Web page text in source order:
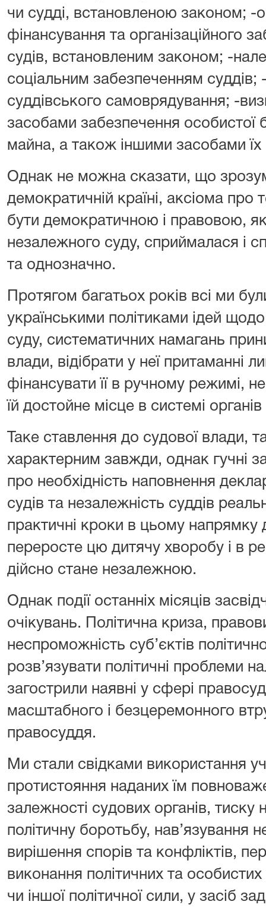
чи судді, встановленою законом;
фінансування та організаційного
судів, встановленим законом; -
соціальним забезпеченням суддів;
суддівського самоврядування; -
засобами забезпечення особистої
майна, а також іншими засобами їх
Однак не можна сказати, що
демократичній країні, аксіома
бути демократичною і правовою,
незалежного суду, сприймалася і
та однозначно.
Протягом багатьох років всі ми
українськими політиками ідей
суду, систематичних намагань
влади, відібрати у неї притаманні
фінансувати її в ручному режимі,
їй достойне місце в системі
Таке ставлення до судової влади,
характерним завжди, однак гучні
про необхідність наповнення
судів та незалежність суддів
практичні кроки в цьому напрямку
переросте цю дитячу хворобу і в
дійсно стане незалежною.
Однак події останніх місяців
очікувань. Політична криза,
неспроможність суб’єктів
розв’язувати політичні проблеми
загострили наявні у сфері
масштабного і безцеремонного
правосуддя.
Ми стали свідками використання
протистояння наданих їм
залежності судових органів, тиску
політичну боротьбу, нав’язування
вирішення спорів та конфліктів,
виконання політичних та
чи іншої політичної сили, у засіб